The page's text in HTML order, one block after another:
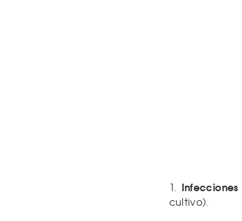
1. Infecciones
cultivo).